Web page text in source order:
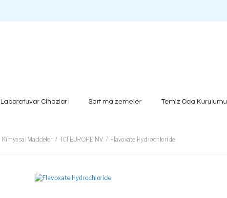
Laboratuvar Cihazları Sarf malzemeler Temiz Oda Kurulumu
Kimyasal Maddeler TCI EUROPE NV. Flavoxate Hydrochloride